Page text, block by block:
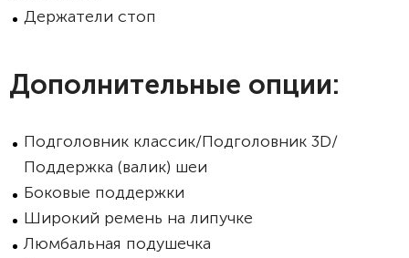
Держатели стоп
Дополнительные опции:
Подголовник классик/Подголовник 3D/
Поддержка (валик) шеи
Боковые поддержки
Широкий ремень на липучке
Люмбальная подушечка